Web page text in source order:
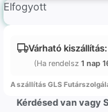
Elfogyott
Várható kiszállítás:
(Ha rendelsz 1 nap
A szállítás GLS
Kérdésed van vagy